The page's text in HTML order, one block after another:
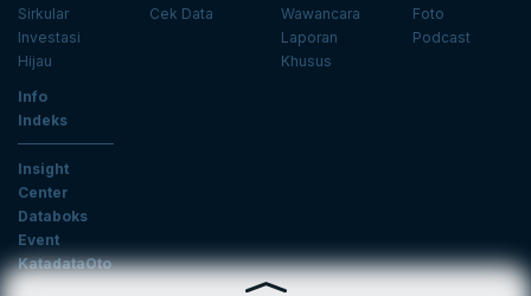
Sirkular
Investasi
Hijau
Cek Data
Wawancara
Laporan
Khusus
Foto
Podcast
Info
Indeks
Insight
Center
Databoks
Event
KatadataOto